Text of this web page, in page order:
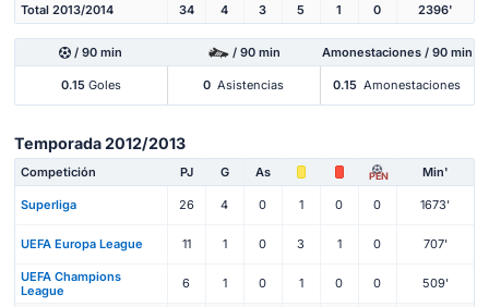
Total 2013/2014 34 4 3 5 1 0 2396'
/ 90 min / 90 min Amonestaciones / 90 min
0.15Goles 0 Asistencias 0.15 Amonestaciones
Temporada 2012/2013
Competición PJ G As PEN Min'
Superliga 26 4 0 1 0 0 1673'
UEFA Europa League 11 1 0 3 1 0 707'
UEFA Champions
League
6 1 0 1 0 0 509'